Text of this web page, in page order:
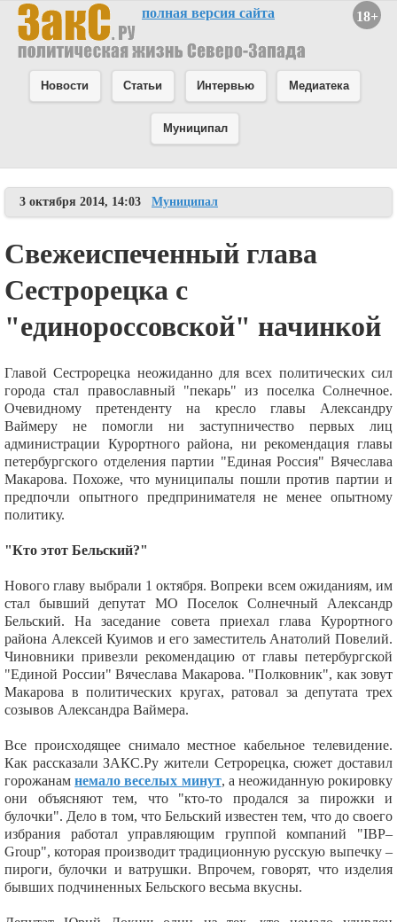
18+
полная версия сайта
Новости Статьи Интервью Медиатека
Муниципал
3 октября 2014, 14:03 Муниципал
Свежеиспеченный глава
Сестрорецка с
"единороссовской" начинкой
Главой Сестрорецка неожиданно для всех политических сил
города стал православный "пекарь" из поселка Солнечное.
Очевидному претенденту на кресло главы Александру
Ваймеру не помогли ни заступничество первых лиц
администрации Курортного района, ни рекомендация главы
петербургского отделения партии "Единая Россия" Вячеслава
Макарова. Похоже, что муниципалы пошли против партии и
предпочли опытного предпринимателя не менее опытному
политику.
"Кто этот Бельский?"
Нового главу выбрали 1 октября. Вопреки всем ожиданиям, им
стал бывший депутат МО Поселок Солнечный Александр
Бельский. На заседание совета приехал глава Курортного
района Алексей Куимов и его заместитель Анатолий Повелий.
Чиновники привезли рекомендацию от главы петербургской
"Единой России" Вячеслава Макарова. "Полковник", как зовут
Макарова в политических кругах, ратовал за депутата трех
созывов Александра Ваймера.
Все происходящее снимало местное кабельное телевидение.
Как рассказали ЗАКС.Ру жители Сетрорецка, сюжет доставил
горожанамнемало веселых минут, а неожиданную рокировку
они объясняют тем, что "кто-то продался за пирожки и
булочки". Дело в том, что Бельский известен тем, что до своего
избрания работал управляющим группой компаний "IBP–
Group", которая производит традиционную русскую выпечку –
пироги, булочки и ватрушки. Впрочем, говорят, что изделия
бывших подчиненных Бельского весьма вкусны.